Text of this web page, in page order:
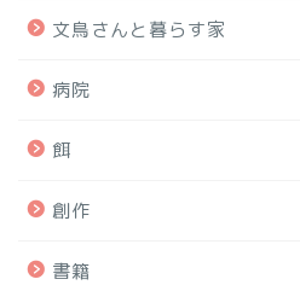
文鳥さんと暮らす家
病院
餌
創作
書籍